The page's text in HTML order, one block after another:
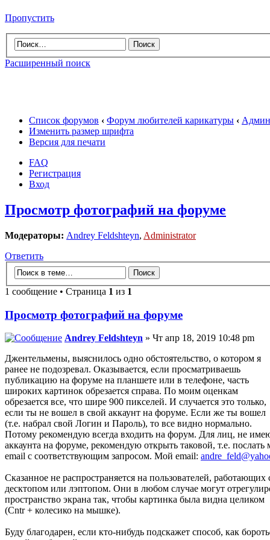
Пропустить
Расширенный поиск
Список форумов ‹ Форум любителей карикатуры ‹
Изменить размер шрифта
Версия для печати
FAQ
Регистрация
Вход
Просмотр фотографий на форуме
Модераторы: Andrey Feldshteyn, Administrator
Ответить
1 сообщение • Страница 1 из 1
Просмотр фотографий на форуме
Andrey Feldshteyn » Чт апр 18, 2019 10:48 pm
Джентельмены, выяснилось одно обстоятельство, о котором я
ранее не подозревал. Оказывается, если просматриваешь
публикацию на форуме на планшете или в телефоне, часть
широких картинок обрезается справа. По моим оценкам
обрезается все, что шире 900 пикселей. И случается это только,
если ты не вошел в свой аккаунт на форуме. Если же ты вошел
(т.е. набрал свой Логин и Пароль), то все видно нормально.
Потому рекомендую всегда входить на форум. Для лиц, не
аккаунта на форуме, рекомендую открыть таковой, т.е. послать
email с соответствующим запросом. Мой email:
Сказанное не распространяется на пользователей, работающих
десктопом или лэптопом. Они в любом случае могут
пространство экрана так, чтобы картинка была видна целиком
(Cntr + колесико на мышке).
Буду благодарен, если кто-нибудь подскажет способ, как